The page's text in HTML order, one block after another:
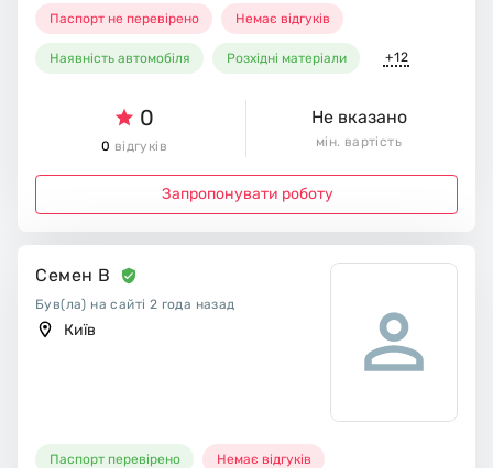
Паспорт не перевірено Немає відгуків
Наявність автомобіля Розхідні матеріали +12
0
0 відгуків
Не вказано
мін. вартість
Запропонувати роботу
Семен В
Був(ла) на сайті 2 года назад
Київ
Паспорт перевірено Немає відгуків